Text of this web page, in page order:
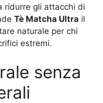
ridurre gli attacchi di
Tè Matcha Ultra il
naturale per chi
estremi.
senza